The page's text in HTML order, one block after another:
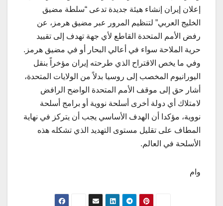
إعلان إيران إنشاء هيئة جديدة تدعى “سلطة مضيق
الخليج العربي” لتنظيم المرور عبر مضيق هرمز، عن
رفض الأمم المتحدة القاطع لأي جهة تهدف إلى تقييد
حرية الملاحة سواء في أعالي البحار أو في مضيق هرمز.
وفي ما يخص الاقتراح الذي طرحته إيران مؤخراً بنقل
اليورانيوم المخصب إلى روسيا بدلاً من الولايات المتحدة،
أشار حق إلى موقف الأمم المتحدة الواضح الرافض
لامتلاك أي دولة أخرى أسلحة نووية أو برامج أسلحة
نووية، مؤكدا أن الهدف الأساسي يجب أن يتركز في نهاية
المطاف على تقليل مستوى التهديد الذي تشكله هذه
الأسلحة في العالم.
وام